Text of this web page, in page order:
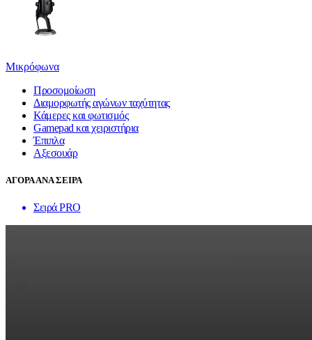
Μικρόφωνα
Προσομοίωση
Διαμορφωτής αγώνων ταχύτητας
Κάμερες και φωτισμός
Gamepad και χειριστήρια
Έπιπλα
Αξεσουάρ
ΑΓΟΡΑ ΑΝΑ ΣΕΙΡΑ
Σειρά PRO